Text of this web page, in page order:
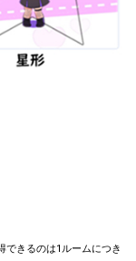
できるのは1ルームにつき